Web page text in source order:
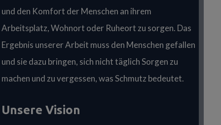
und den Komfort der Menschen an ihrem
Arbeitsplatz, Wohnort oder Ruheort zu sorgen. Das
Ergebnis unserer Arbeit muss den Menschen gefallen
und sie dazu bringen, sich nicht täglich Sorgen zu
machen und zu vergessen, was Schmutz bedeutet.
Unsere Vision